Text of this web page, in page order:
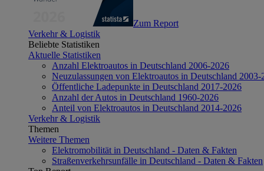
Zum Report
Verkehr & Logistik
Beliebte Statistiken
Aktuelle Statistiken
Anzahl Elektroautos in Deutschland 2006-2026
Neuzulassungen von Elektroautos in Deutschland 2003-
Öffentliche Ladepunkte in Deutschland 2017-2026
Anzahl der Autos in Deutschland 1960-2026
Anteil von Elektroautos in Deutschland 2014-2026
Verkehr & Logistik
Themen
Weitere Themen
Elektromobilität in Deutschland - Daten & Fakten
Straßenverkehrsunfälle in Deutschland - Daten & Fakten